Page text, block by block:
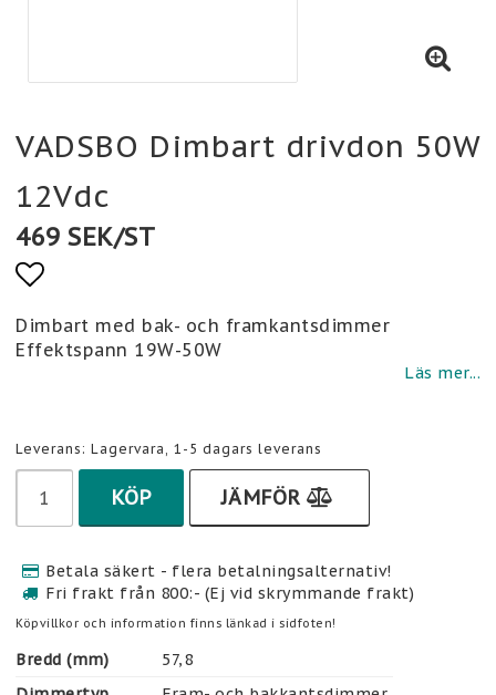
VADSBO Dimbart drivdon 50W
12Vdc
469 SEK/ST
Lägg till i favoritlistan
Dimbart med bak- och framkantsdimmer
Effektspann 19W-50W
Läs mer...
Leverans: Lagervara, 1-5 dagars leverans
KÖP JÄMFÖR
Betala säkert - flera betalningsalternativ!
Fri frakt från 800:- (Ej vid skrymmande frakt)
Köpvillkor och information finns länkad i sidfoten!
Bredd (mm)
57,8